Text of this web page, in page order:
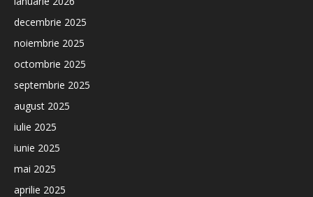
decembrie 2025
noiembrie 2025
octombrie 2025
septembrie 2025
august 2025
iulie 2025
iunie 2025
mai 2025
aprilie 2025